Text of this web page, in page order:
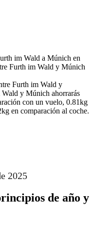
im Wald a Múnich en
Furth im Wald y Múnich
Furth im Wald y
y Múnich ahorrarás
con un vuelo, 0.81kg
en comparación al coche.
2025
de año y